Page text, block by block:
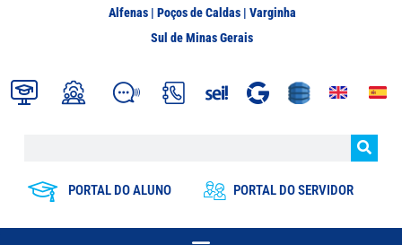
Alfenas | Poços de Caldas | Varginha
Sul de Minas Gerais
PORTAL DO ALUNO PORTAL DO SERVIDOR